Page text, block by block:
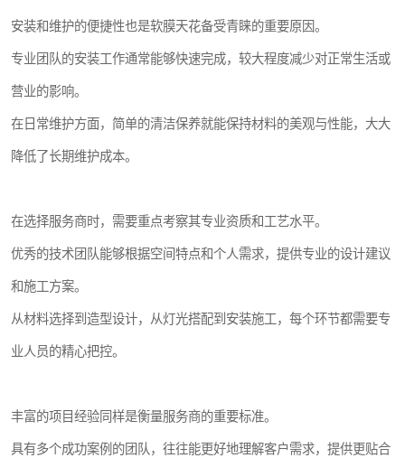
安装和维护的便捷性也是软膜天花备受青睐的重要原因。
专业团队的安装工作通常能够快速完成，较大程度减少对正常生活或
营业的影响。
在日常维护方面，简单的清洁保养就能保持材料的美观与性能，大大
降低了长期维护成本。
在选择服务商时，需要重点考察其专业资质和工艺水平。
优秀的技术团队能够根据空间特点和个人需求，提供专业的设计建议
和施工方案。
从材料选择到造型设计，从灯光搭配到安装施工，每个环节都需要专
业人员的精心把控。
丰富的项目经验同样是衡量服务商的重要标准。
具有多个成功案例的团队，往往能更好地理解客户需求，提供更贴合